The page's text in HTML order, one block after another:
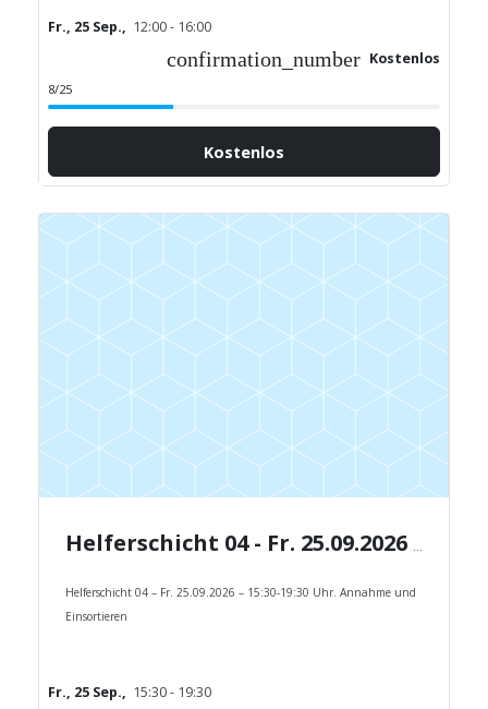
Fr., 25 Sep., 12:00 - 16:00
confirmation_number Kostenlos
8/25
Kostenlos
Helferschicht 04 - Fr. 25.09.2026 - 15:30-19:30 Uhr.
Helferschicht 04 – Fr. 25.09.2026 – 15:30-19:30 Uhr. Annahme und
Einsortieren
Fr., 25 Sep., 15:30 - 19:30